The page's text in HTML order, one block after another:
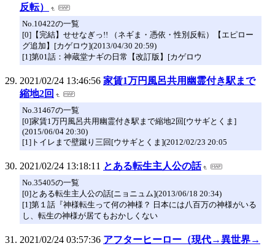
反転）
No.10422の一覧
[0]【完結】せせなぎっ!! （ネギま・憑依・性別反転）【エピロー
グ追加】[カゲロウ](2013/04/30 20:59)
[1]第01話：神蔵堂ナギの日常【改訂版】[カゲロウ
2021/02/24 13:46:56 家賃1万円風呂共用幽霊付き駅まで
縮地2回
No.31467の一覧
[0]家賃1万円風呂共用幽霊付き駅まで縮地2回[ウサギとくま]
(2015/06/04 20:30)
[1]トイレまで壁蹴り三回[ウサギとくま](2012/02/23 20:05
2021/02/24 13:18:11 とある転生主人公の話
No.35405の一覧
[0]とある転生主人公の話[ニョニュム](2013/06/18 20:34)
[1]第１話『神様転生って何の神様？ 日本には八百万の神様がいる
し、転生の神様が居てもおかしくない
2021/02/24 03:57:36 アフターヒーロー（現代→異世界→